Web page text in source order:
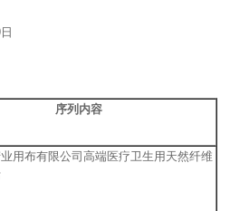
序列内容
用布有限公司高端医疗卫生用天然纤维